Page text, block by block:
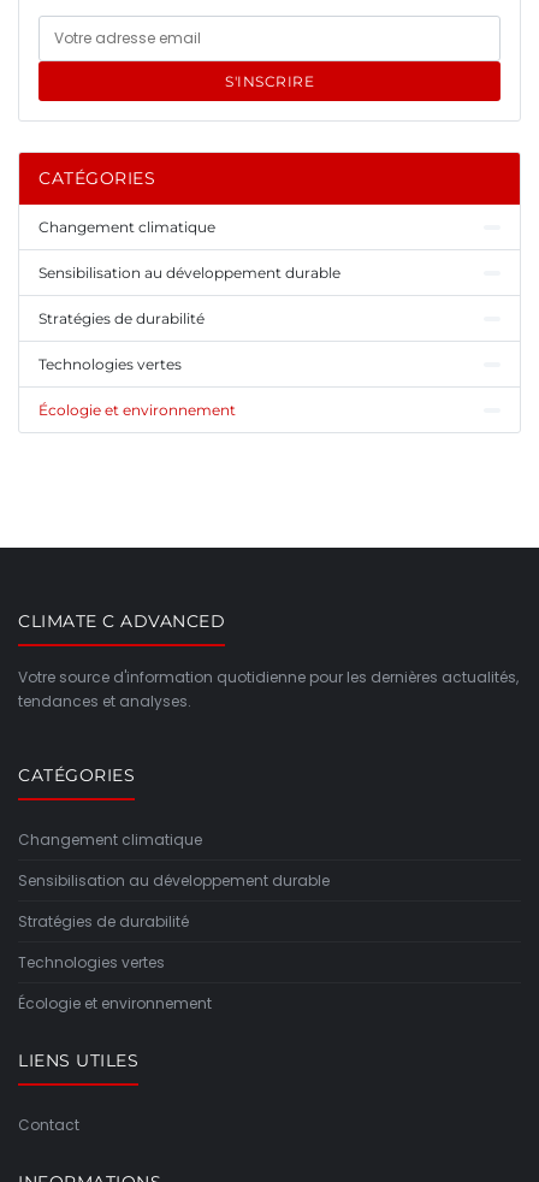
S'INSCRIRE
CATÉGORIES
Changement climatique
Sensibilisation au développement durable
Stratégies de durabilité
Technologies vertes
Écologie et environnement
CLIMATE C ADVANCED
Votre source d'information quotidienne pour les dernières actualités,
tendances et analyses.
CATÉGORIES
Changement climatique
Sensibilisation au développement durable
Stratégies de durabilité
Technologies vertes
Écologie et environnement
LIENS UTILES
Contact